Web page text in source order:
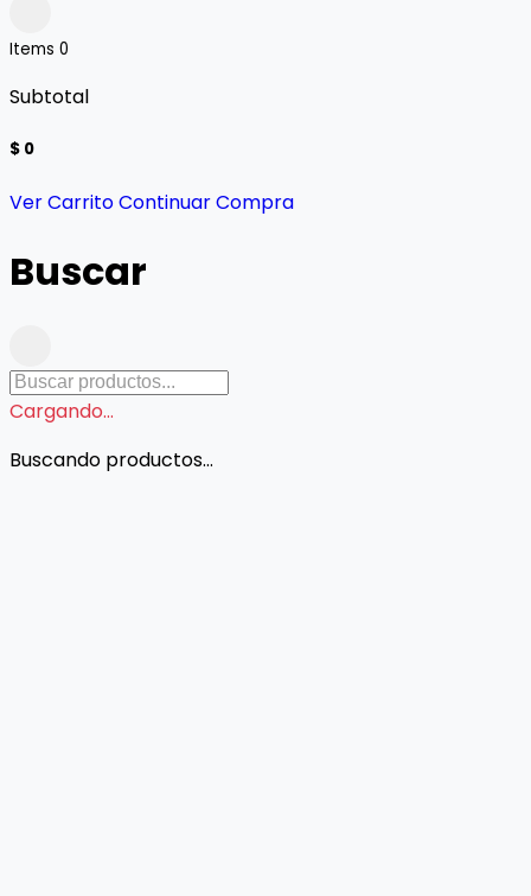
Items 0
Subtotal
$ 0
Ver CarritoContinuar Compra
Buscar
Cargando...
Buscando productos...